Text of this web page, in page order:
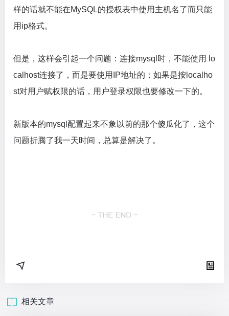
样的话就不能在MySQL的授权表中使用主机名了而只能
用ip格式。
但是，这样会引起一个问题：连接mysql时，不能使用 lo
calhost连接了，而是要使用IP地址的；如果是按localho
st对用户赋权限的话，用户登录权限也要修改一下的。
新版本的mysql配置起来不象以前的那个傻瓜化了，这个
问题折腾了我一天时间，总算是解决了。
相关文章